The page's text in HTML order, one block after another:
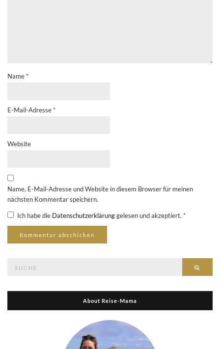
Name *
E-Mail-Adresse *
Website
Name, E-Mail-Adresse und Website in diesem Browser für meinen
nächsten Kommentar speichern.
Ich habe die Datenschutzerklärunggelesen und akzeptiert. *
About Reise-Mama